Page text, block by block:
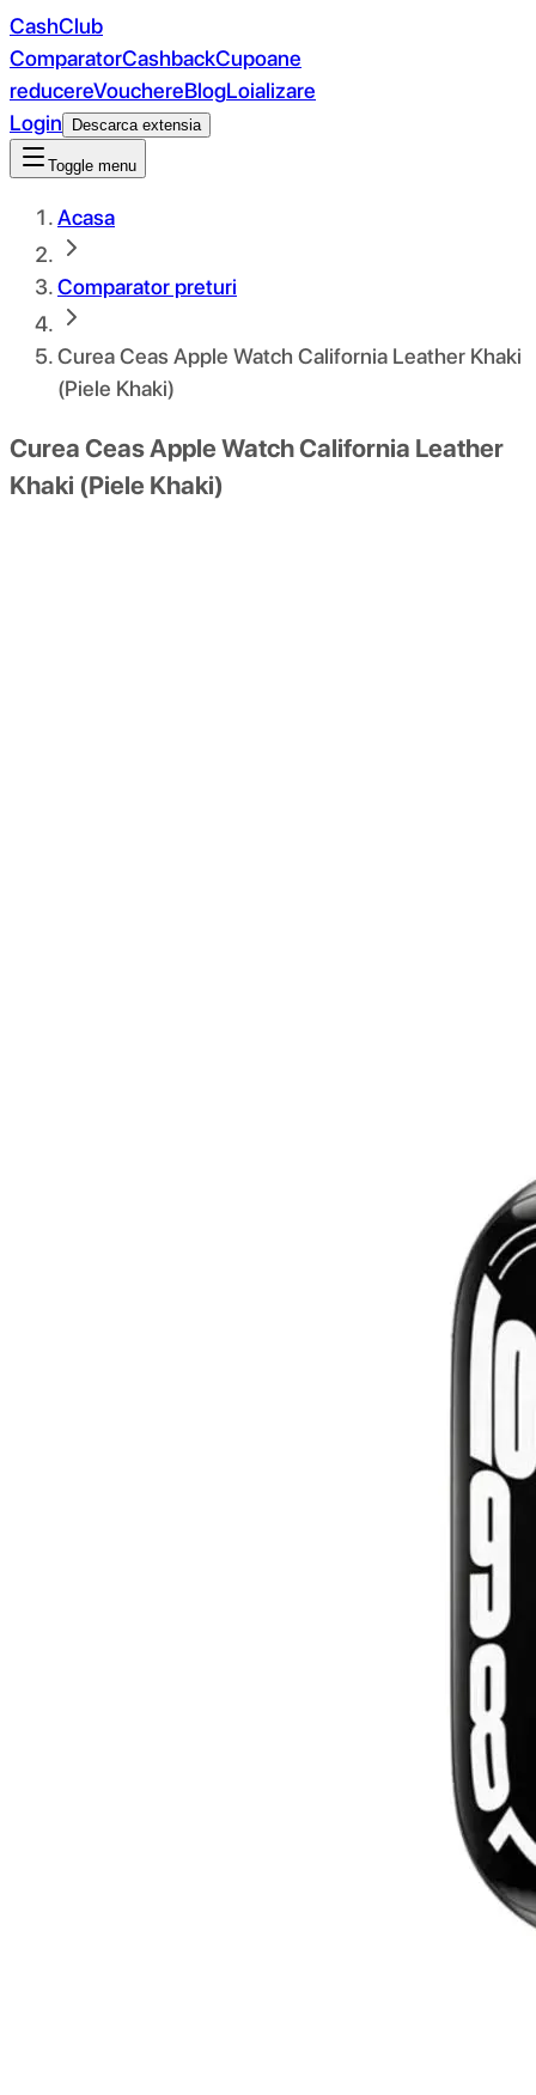
CashClub
ComparatorCashbackCupoane
reducereVouchereBlogLoializare
Login
Descarca extensia
Toggle menu
Acasa
Comparator preturi
Curea Ceas Apple Watch California Leather Khaki
(Piele Khaki)
Curea Ceas Apple Watch California Leather
Khaki (Piele Khaki)